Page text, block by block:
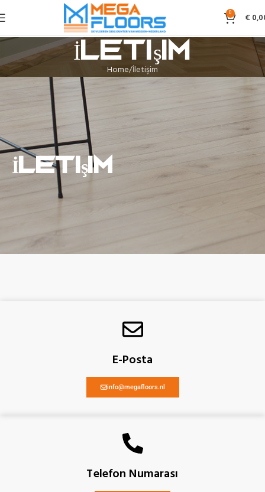
0 €
İletişim
Home İletişim
İletişim
E-Posta
info@megafloors.nl
Telefon Numarası